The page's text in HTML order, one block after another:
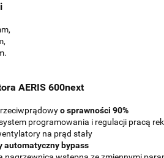
AERIS 600next
o sprawności 90%
programowania i regulacji pracą
na prąd stały
automatyczny bypass